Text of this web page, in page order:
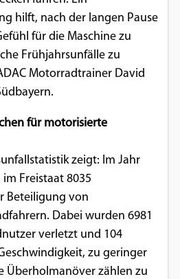
hilft, nach der langen Pause
für die Maschine zu
Frühjahrsunfälle zu
Motorradtrainer David
für motorisierte
zeigt: Im Jahr
Freistaat 8035
Beteiligung von
Dabei wurden 6981
verletzt und 104
zu geringer
Überholmanöver zählen zu
speichert die ausgewählten
Optionen des Benutzers
und
anzeigen zu
von diesen externen
gesetzt.